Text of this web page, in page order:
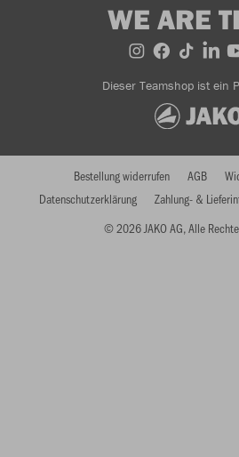
WE ARE
Dieser Teamshop ist ein
© 2026 JAKO AG, Alle
Bestellung widerrufen AGB
Datenschutzerklärung
Zahlung- &